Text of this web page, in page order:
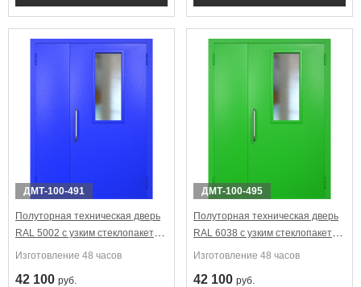
ДМТ-100-491
Полуторная техническая дверь
RAL 5002 с узким стеклопакетом
(ручка-скоба)
Изготовление 48 часов
42 100 руб.
ДМТ-100-495
Полуторная техническая дверь
RAL 6038 с узким стеклопакетом
(ручка-скоба)
Изготовление 48 часов
42 100 руб.